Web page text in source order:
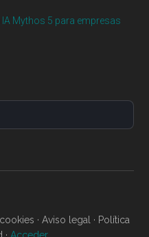
Mythos 5 para empresas
· Aviso legal · Política